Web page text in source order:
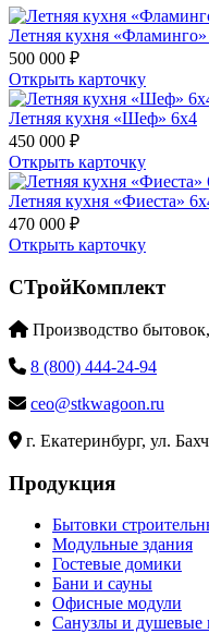
Летняя кухня
500 000 ₽
Открыть карточку
Летняя кухня «Шеф» 6х4
450 000 ₽
Открыть карточку
Летняя кухня «Фиеста»
470 000 ₽
Открыть карточку
СТройКомплект
Производство
8 (800) 444-24-94
ceo@stkwagoon.ru
г. Екатеринбург, ул.
Продукция
Бытовки
Модульные здания
Гостевые домики
Бани и сауны
Офисные модули
Санузлы и душевые